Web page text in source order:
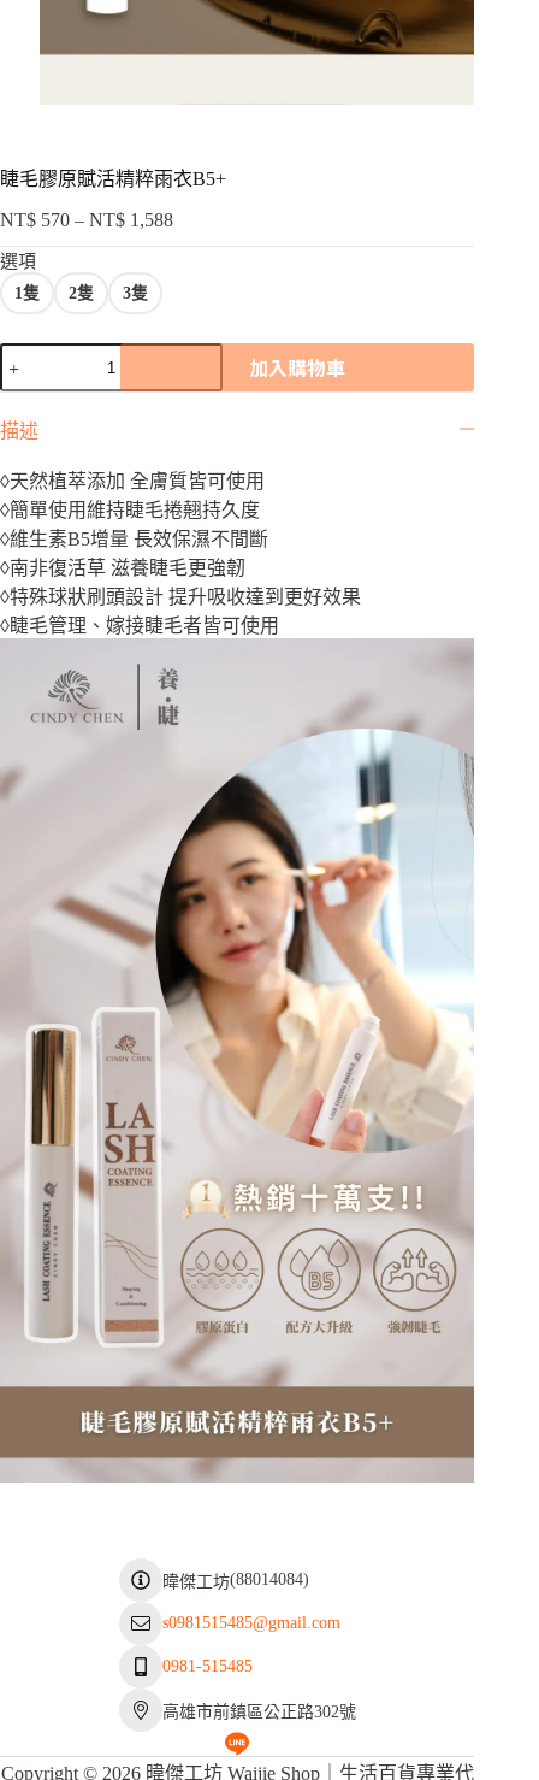
睫毛膠原賦活精粹雨衣B5+
NT$ 570 – NT$ 1,588價
NT$ 1,588
選項
1隻 2隻 3隻
原
活
精
粹
雨
衣
B5+
數
加入購物車
描述
◊天然植萃添加 全膚質皆可使用
◊簡單使用維持睫毛捲翹持久度
◊維生素B5增量 長效保濕不間斷
◊南非復活草 滋養睫毛更強韌
◊特殊球狀刷頭設計 提升吸收達到更好效果
◊睫毛管理、嫁接睫毛者皆可使用
暐傑工坊(88014084)
s0981515485@gmail.com
0981-515485
高雄市前鎮區公正路302號
Copyright © 2026 暐傑工坊 Waijie Shop｜生活百貨專業代